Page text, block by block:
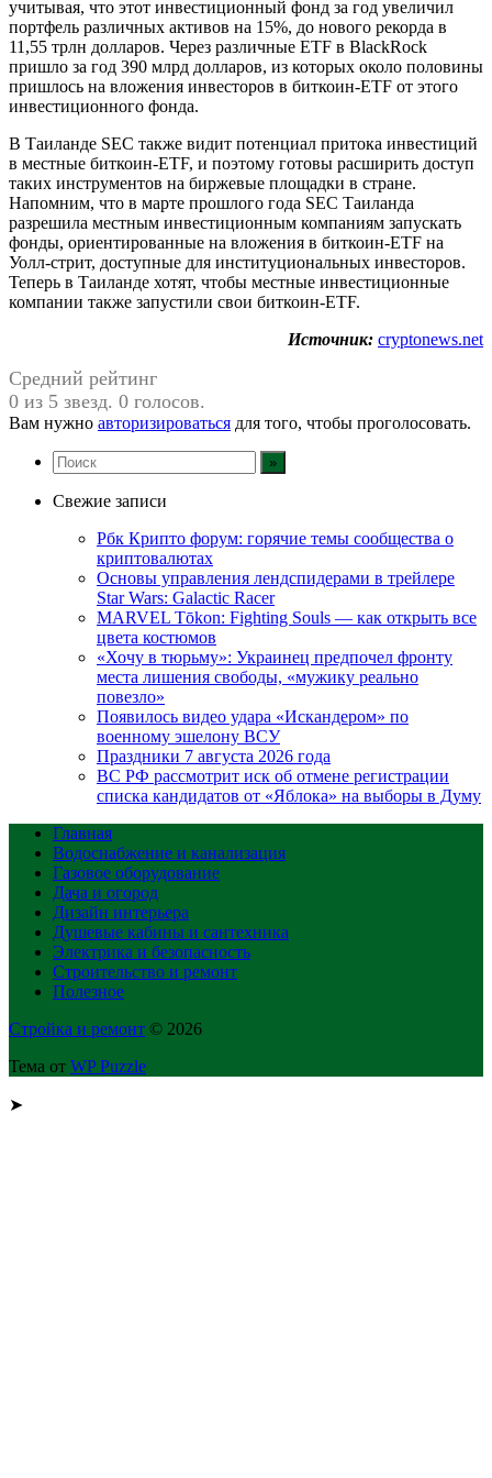
учитывая, что этот инвестиционный фонд за год увеличил
портфель различных активов на 15%, до нового рекорда в
11,55 трлн долларов. Через различные ETF в BlackRock
пришло за год 390 млрд долларов, из которых около половины
пришлось на вложения инвесторов в биткоин-ETF от этого
инвестиционного фонда.
В Таиланде SEC также видит потенциал притока инвестиций
в местные биткоин-ETF, и поэтому готовы расширить доступ
таких инструментов на биржевые площадки в стране.
Напомним, что в марте прошлого года SEC Таиланда
разрешила местным инвестиционным компаниям запускать
фонды, ориентированные на вложения в биткоин-ETF на
Уолл-стрит, доступные для институциональных инвесторов.
Теперь в Таиланде хотят, чтобы местные инвестиционные
компании также запустили свои биткоин-ETF.
Источник: cryptonews.net
Средний рейтинг
0 из 5 звезд. 0 голосов.
Вам нужно авторизироваться для того, чтобы проголосовать.
Свежие записи
Рбк Крипто форум: горячие темы сообщества о
криптовалютах
Основы управления лендспидерами в трейлере
Star Wars: Galactic Racer
MARVEL Tōkon: Fighting Souls — как открыть все
цвета костюмов
«Хочу в тюрьму»: Украинец предпочел фронту
места лишения свободы, «мужику реально
повезло»
Появилось видео удара «Искандером» по
военному эшелону ВСУ
Праздники 7 августа 2026 года
ВС РФ рассмотрит иск об отмене регистрации
списка кандидатов от «Яблока» на выборы в Думу
Главная
Водоснабжение и канализация
Газовое оборудование
Дача и огород
Дизайн интерьера
Душевые кабины и сантехника
Электрика и безопасность
Строительство и ремонт
Полезное
Стройка и ремонт © 2026
Тема от WP Puzzle
➤